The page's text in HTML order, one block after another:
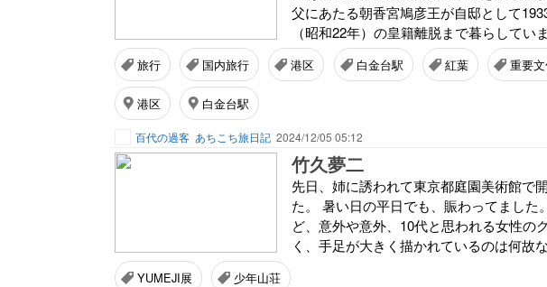
父にあたる朝香宮鳩彦王が自邸として
（昭和22年）の皇籍離脱まで暮らしてい
旅行 国内旅行 港区 白金台駅 紅葉 重要
港区 白金台駅
百代の過客 あちこち旅日記 2024/12/05 05:12
竹久夢二
先日、姉に誘われて東京都庭園美術館で
た。 暑い日の平日でも、賑わってまし
ど、意外や意外、10代と思われる女性の
く、手足が大きく描かれているのは何故
YUMEJI展 少年山荘